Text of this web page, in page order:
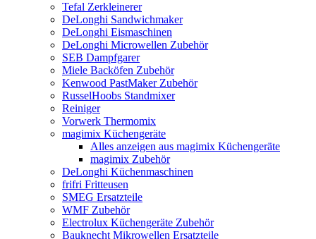
Tefal Zerkleinerer
DeLonghi Sandwichmaker
DeLonghi Eismaschinen
DeLonghi Microwellen Zubehör
SEB Dampfgarer
Miele Backöfen Zubehör
Kenwood PastMaker Zubehör
RusselHoobs Standmixer
Reiniger
Vorwerk Thermomix
magimix Küchengeräte
Alles anzeigen aus magimix Küchengeräte
magimix Zubehör
DeLonghi Küchenmaschinen
frifri Fritteusen
SMEG Ersatzteile
WMF Zubehör
Electrolux Küchengeräte Zubehör
Bauknecht Mikrowellen Ersatzteile